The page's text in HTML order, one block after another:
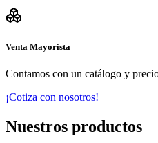
Venta Mayorista
Contamos con un catálogo y
¡Cotiza con nosotros!
Nuestros productos